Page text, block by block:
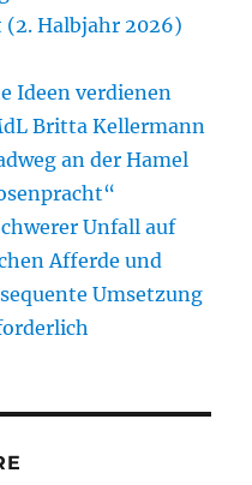
Halbjahr 2026)
Ideen verdienen
Britta Kellermann
an der Hamel
Unfall auf
Afferde und
Umsetzung